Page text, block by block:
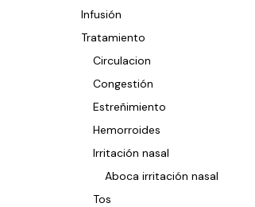
Infusión
Tratamiento
Circulacion
Congestión
Estreñimiento
Hemorroides
Irritación nasal
Aboca irritación nasal
Tos